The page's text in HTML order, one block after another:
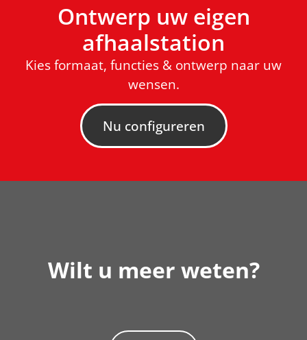
Ontwerp uw eigen
afhaalstation
Kies formaat, functies & ontwerp naar uw
wensen.
Nu configureren
Wilt u meer weten?